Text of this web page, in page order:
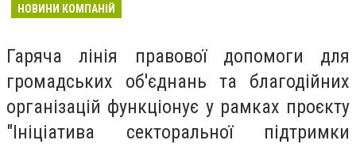
НОВИНИ КОМПАНІЙ
Гаряча лінія правової допомоги для
громадських об'єднань та благодійних
організацій функціонує у рамках проєкту
"Ініціатива секторальної підтримки